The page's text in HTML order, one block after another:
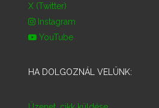
X (Twitter)
Instagram
YouTube
HA DOLGOZNÁL VELÜNK: